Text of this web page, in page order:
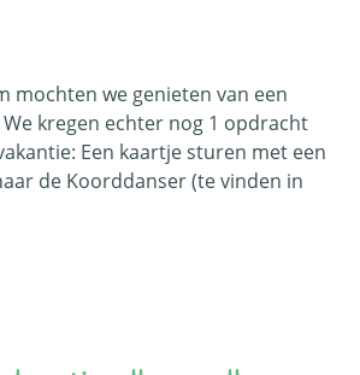
mochten we genieten van een
kregen echter nog 1 opdracht
Een kaartje sturen met een
de Koorddanser (te vinden in